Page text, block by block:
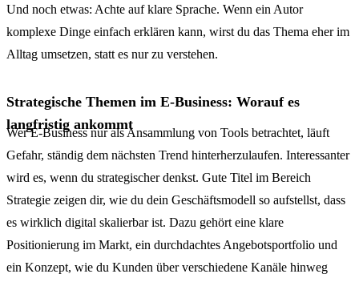
Und noch etwas: Achte auf klare Sprache. Wenn ein Autor
komplexe Dinge einfach erklären kann, wirst du das Thema eher im
Alltag umsetzen, statt es nur zu verstehen.
Strategische Themen im E-Business: Worauf es
langfristig ankommt
Wer E-Business nur als Ansammlung von Tools betrachtet, läuft
Gefahr, ständig dem nächsten Trend hinterherzulaufen. Interessanter
wird es, wenn du strategischer denkst. Gute Titel im Bereich
Strategie zeigen dir, wie du dein Geschäftsmodell so aufstellst, dass
es wirklich digital skalierbar ist. Dazu gehört eine klare
Positionierung im Markt, ein durchdachtes Angebotsportfolio und
ein Konzept, wie du Kunden über verschiedene Kanäle hinweg